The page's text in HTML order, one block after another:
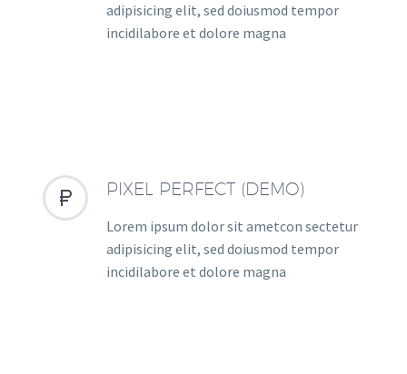
adipisicing elit, sed doiusmod tempor
incidilabore et dolore magna

 PIXEL PERFECT (DEMO)
Lorem ipsum dolor sit ametcon sectetur
adipisicing elit, sed doiusmod tempor
incidilabore et dolore magna